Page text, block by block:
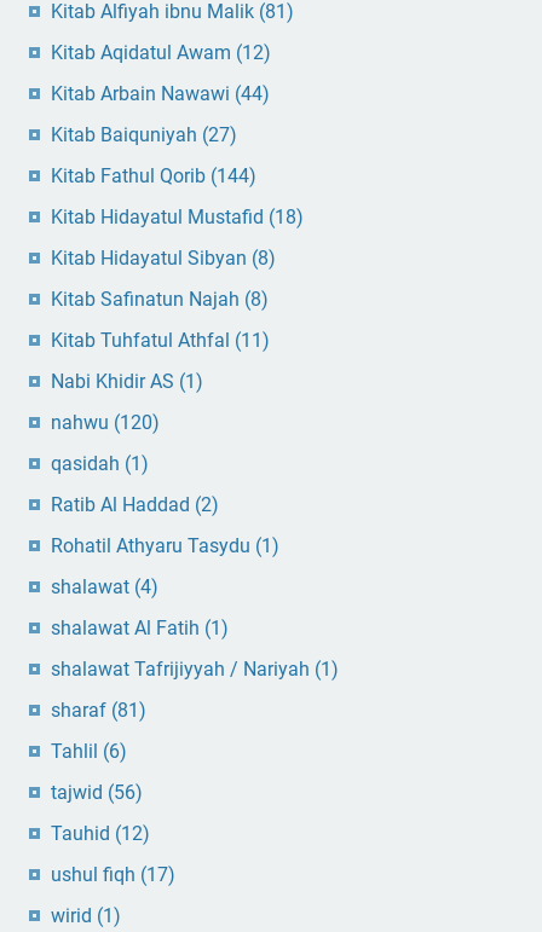
Kitab Alfiyah ibnu Malik (81)
Kitab Aqidatul Awam (12)
Kitab Arbain Nawawi (44)
Kitab Baiquniyah (27)
Kitab Fathul Qorib (144)
Kitab Hidayatul Mustafid (18)
Kitab Hidayatul Sibyan (8)
Kitab Safinatun Najah (8)
Kitab Tuhfatul Athfal (11)
Nabi Khidir AS (1)
nahwu (120)
qasidah (1)
Ratib Al Haddad (2)
Rohatil Athyaru Tasydu (1)
shalawat (4)
shalawat Al Fatih (1)
shalawat Tafrijiyyah / Nariyah (1)
sharaf (81)
Tahlil (6)
tajwid (56)
Tauhid (12)
ushul fiqh (17)
wirid (1)